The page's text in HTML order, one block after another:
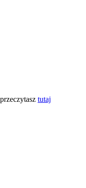
tutaj